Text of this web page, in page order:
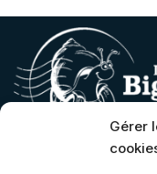
Gérer